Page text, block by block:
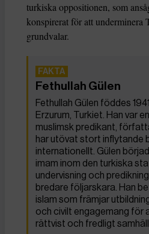
turkiska oppositionen, som
konspirerat för att underminera
grundvalar.
Fethullah Gülen
Fethullah Gülen föddes
Erzurum, Turkiet. Han var
muslimsk predikant,
har utövat stort inflytande
internationellt. Gülen
imam inom den turkiska
undervisning och
bredare följarskara. Han
islam som främjar
och civilt engagemang för
rättvist och fredligt